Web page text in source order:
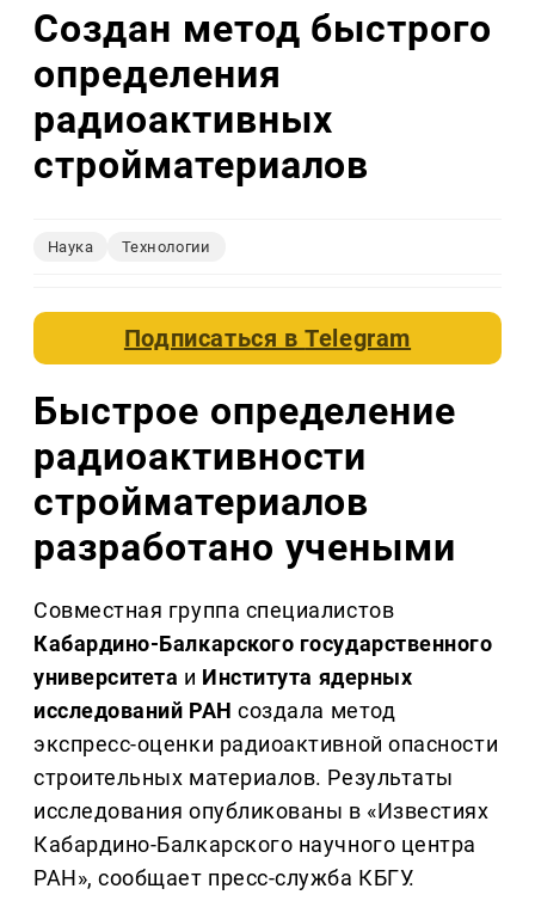
Создан метод быстрого
определения
радиоактивных
стройматериалов
Наука Технологии
Подписаться вTelegram
Быстрое определение
радиоактивности
стройматериалов
разработано учеными
Совместная группа специалистов
Кабардино-Балкарского государственного
университета и Института ядерных
исследований РАН создала метод
экспресс-оценки радиоактивной опасности
строительных материалов. Результаты
исследования опубликованы в «Известиях
Кабардино-Балкарского научного центра
РАН», сообщает пресс-служба КБГУ.